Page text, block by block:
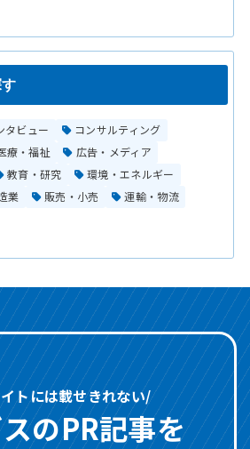
タビュー
コンサルティング
療・福祉
広告・メディア
教育・研究
環境・エネルギー
業 販売・小売
運輸・物流
トには載せきれない/
のPR記事を